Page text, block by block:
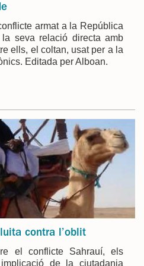
armat a la República
seva relació directa amb
ells, el coltan, usat per a la
Editada per Alboan.
contra l’oblit
el conflicte Sahrauí, els
de la ciutadania